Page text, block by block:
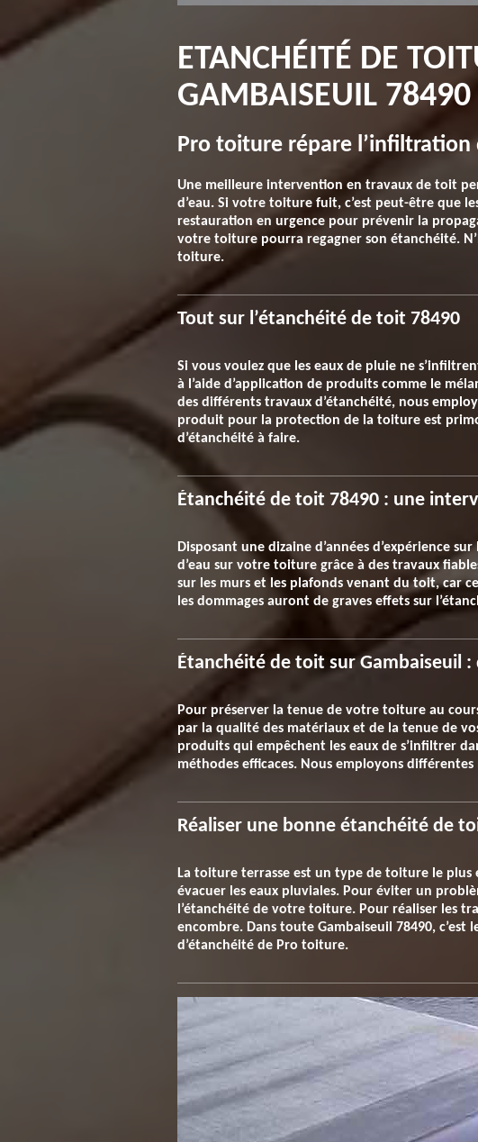
ETANCHÉITÉ DE
GAMBAISEUIL 78490
Pro toiture répare l’infiltration
Une meilleure intervention en travaux de toit
d’eau. Si votre toiture fuit, c’est peut-être que
restauration en urgence pour prévenir la
votre toiture pourra regagner son étanchéité.
toiture.
Tout sur l’étanchéité de toit 78490
Si vous voulez que les eaux de pluie ne
à l’aide d’application de produits comme le
des différents travaux d’étanchéité, nous
produit pour la protection de la toiture est
d’étanchéité à faire.
Étanchéité de toit 78490 : une
Disposant une dizaine d’années d’expérience
d’eau sur votre toiture grâce à des travaux
sur les murs et les plafonds venant du toit, car
les dommages auront de graves effets sur
Étanchéité de toit sur Gambaiseuil
Pour préserver la tenue de votre toiture au
par la qualité des matériaux et de la tenue de
produits qui empêchent les eaux de s’infiltrer
méthodes efficaces. Nous employons
Réaliser une bonne étanchéité de
La toiture terrasse est un type de toiture le plus
évacuer les eaux pluviales. Pour éviter un
l’étanchéité de votre toiture. Pour réaliser les
encombre. Dans toute Gambaiseuil 78490,
d’étanchéité de Pro toiture.